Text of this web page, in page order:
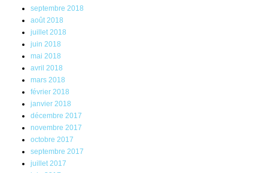
septembre 2018
août 2018
juillet 2018
juin 2018
mai 2018
avril 2018
mars 2018
février 2018
janvier 2018
décembre 2017
novembre 2017
octobre 2017
septembre 2017
juillet 2017